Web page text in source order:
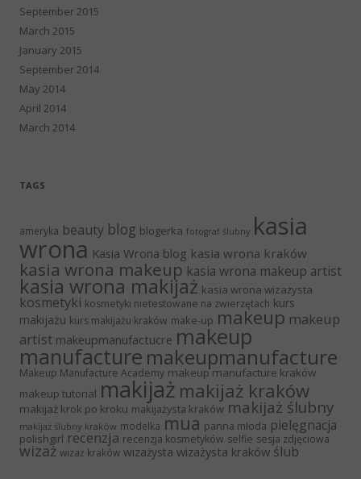
September 2015
March 2015
January 2015
September 2014
May 2014
April 2014
March 2014
TAGS
ameryka beauty blog blogerka fotograf ślubny kasia
wrona Kasia Wrona blog kasia wrona kraków
kasia wrona makeup kasia wrona makeup artist
kasia wrona makijaż kasia wrona wizażysta
kosmetyki kosmetyki nietestowane na zwierzętach kurs
makijażu kurs makijażu kraków make-up makeup makeup
artist makeupmanufactucre makeup
manufacture makeupmanufacture
Makeup Manufacture Academy makeup manufacture kraków
makeup tutorial makijaż makijaż kraków
makijaż krok po kroku makijażysta kraków makijaż ślubny
makijaż ślubny kraków modelka mua panna młoda pielęgnacja
polishgirl recenzja recenzja kosmetyków selfie sesja zdjęciowa
wizaż wizaż kraków wizażysta wizażysta kraków ślub